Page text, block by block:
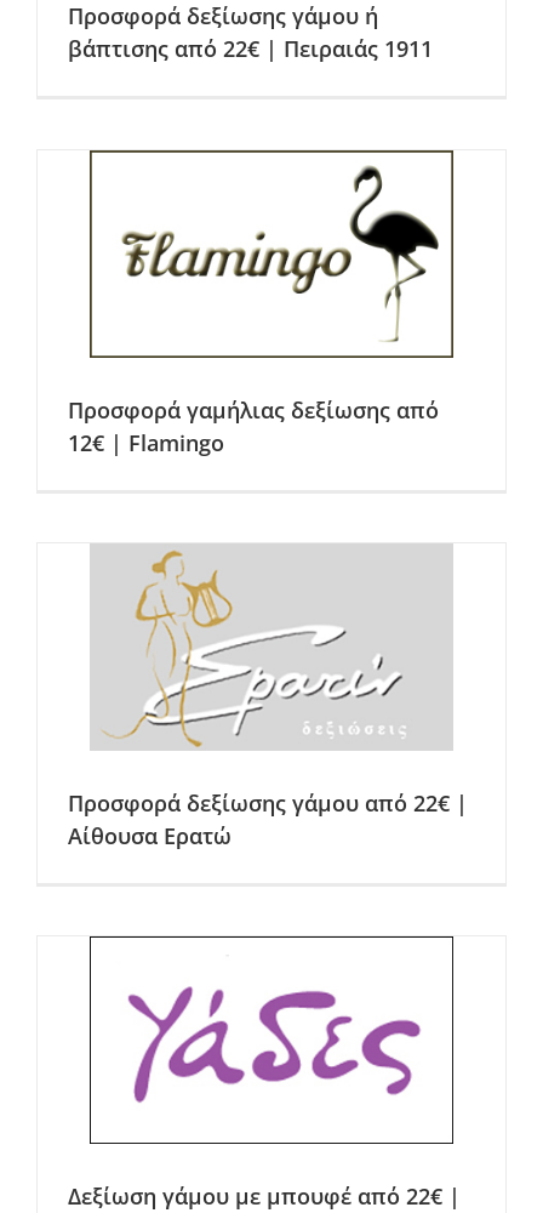
Προσφορά δεξίωσης γάμου ή
βάπτισης από 22€ | Πειραιάς 1911
Προσφορά γαμήλιας δεξίωσης από
12€ | Flamingo
Προσφορά δεξίωσης γάμου από 22€ |
Αίθουσα Ερατώ
Δεξίωση γάμου με μπουφέ από 22€ |